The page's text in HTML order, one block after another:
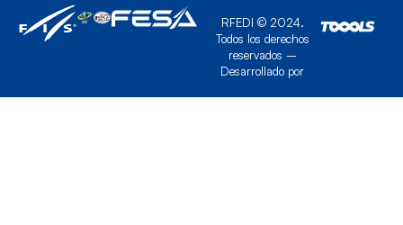
RFEDI © 2024.
Todos los derechos
reservados –
Desarrollado por